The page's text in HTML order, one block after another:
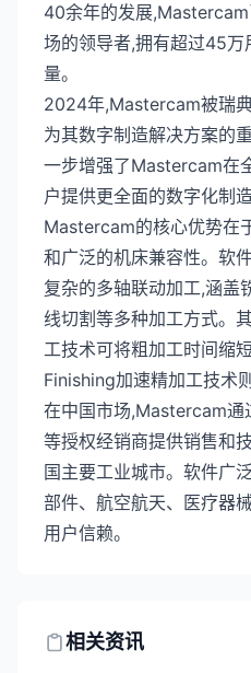
40余年的发展
场的领导者,拥有超过45
量。
2024年,Mastercam被瑞
为其数字制造解决方案的
一步增强了Mastercam在
户提供更全面的数字化制
Mastercam的核心优势在
和广泛的机床兼容性。软
复杂的多轴联动加工,涵盖
线切割等多种加工方式。
工技术可将粗加工时间缩
Finishing加速精加工技术
在中国市场,Mastercam通
等授权经销商提供销售和
国主要工业城市。软件广
部件、航空航天、医疗器
用户信赖。
相关资讯